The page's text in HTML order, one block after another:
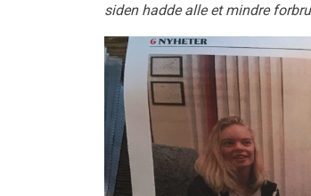
siden hadde alle et mindre